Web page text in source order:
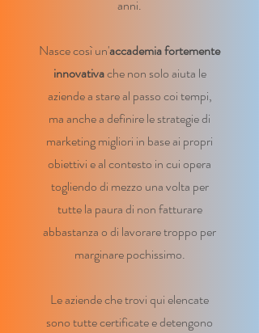
anni.
Nasce così un'accademia fortemente
innovativache non solo aiuta le
aziende a stare al passo coi tempi,
ma anche a definire le strategie di
marketing migliori in base ai propri
obiettivi e al contesto in cui opera
togliendo di mezzo una volta per
tutte la paura di non fatturare
abbastanza o di lavorare troppo per
marginare pochissimo.
Le aziende che trovi qui elencate
sono tutte certificate e detengono